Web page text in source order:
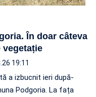
În doar câteva
vegetație
19:11
a izbucnit ieri după-
Podgoria. La fața